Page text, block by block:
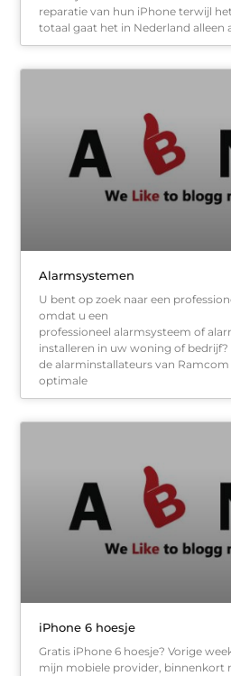
reparatie van hun iPhone terwijl
totaal gaat het in Nederland alleen
Alarmsystemen
U bent op zoek naar een
omdat u een
professioneel alarmsysteem of
installeren in uw woning of
de alarminstallateurs van Ramcom
optimale
iPhone 6 hoesje
Gratis iPhone 6 hoesje? Vorige
mijn mobiele provider, binnenkort